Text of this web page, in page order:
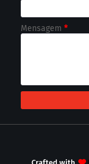
Mensagem *